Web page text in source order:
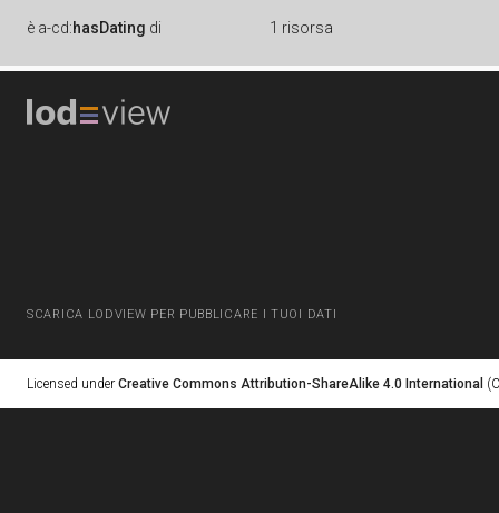
è a-cd:hasDating di 1 risorsa
SCARICA LODVIEW PER PUBBLICARE I TUOI DATI
Licensed under Creative Commons Attribution-ShareAlike 4.0 International